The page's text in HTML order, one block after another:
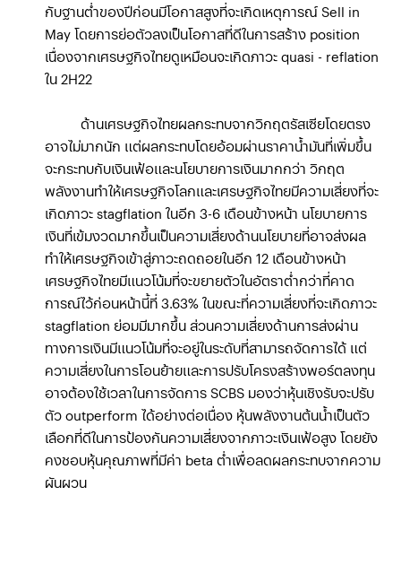
กับฐานต่ำของปีก่อนมีโอกาสสูงที่จะเกิดเหตุการณ์ Sell in
May โดยการย่อตัวลงเป็นโอกาสที่ดีในการสร้าง position
เนื่องจากเศรษฐกิจไทยดูเหมือนจะเกิดภาวะ quasi - reflation
ใน 2H22
ด้านเศรษฐกิจไทยผลกระทบจากวิกฤตรัสเซียโดยตรง
อาจไม่มากนัก แต่ผลกระทบโดยอ้อมผ่านราคาน้ำมันที่เพิ่มขึ้น
จะกระทบกับเงินเฟ้อและนโยบายการเงินมากกว่า วิกฤต
พลังงานทำให้เศรษฐกิจโลกและเศรษฐกิจไทยมีความเสี่ยงที่จะ
เกิดภาวะ stagflation ในอีก 3-6 เดือนข้างหน้า นโยบายการ
เงินที่เข้มงวดมากขึ้นเป็นความเสี่ยงด้านนโยบายที่อาจส่งผล
ทำให้เศรษฐกิจเข้าสู่ภาวะถดถอยในอีก 12 เดือนข้างหน้า
เศรษฐกิจไทยมีแนวโน้มที่จะขยายตัวในอัตราต่ำกว่าที่คาด
การณ์ไว้ก่อนหน้านี้ที่ 3.63% ในขณะที่ความเสี่ยงที่จะเกิดภาวะ
stagflation ย่อมมีมากขึ้น ส่วนความเสี่ยงด้านการส่งผ่าน
ทางการเงินมีแนวโน้มที่จะอยู่ในระดับที่สามารถจัดการได้ แต่
ความเสี่ยงในการโอนย้ายและการปรับโครงสร้างพอร์ตลงทุน
อาจต้องใช้เวลาในการจัดการ SCBS มองว่าหุ้นเชิงรับจะปรับ
ตัว outperform ได้อย่างต่อเนื่อง หุ้นพลังงานต้นน้ำเป็นตัว
เลือกที่ดีในการป้องกันความเสี่ยงจากภาวะเงินเฟ้อสูง โดยยัง
คงชอบหุ้นคุณภาพที่มีค่า beta ต่ำเพื่อลดผลกระทบจากความ
ผันผวน